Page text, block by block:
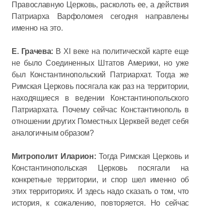
Православную Церковь, расколоть ее, а действия
Патриарха Варфоломея сегодня направлены
именно на это.
Е. Грачева: В XI веке на политической карте еще
не было Соединенных Штатов Америки, но уже
был Константинопольский Патриархат. Тогда же
Римская Церковь посягала как раз на территории,
находящиеся в ведении Константинопольского
Патриархата. Почему сейчас Константинополь в
отношении других Поместных Церквей ведет себя
аналогичным образом?
Митрополит Иларион: Тогда Римская Церковь и
Константинопольская Церковь посягали на
конкретные территории, и спор шел именно об
этих территориях. И здесь надо сказать о том, что
история, к сожалению, повторяется. Но сейчас